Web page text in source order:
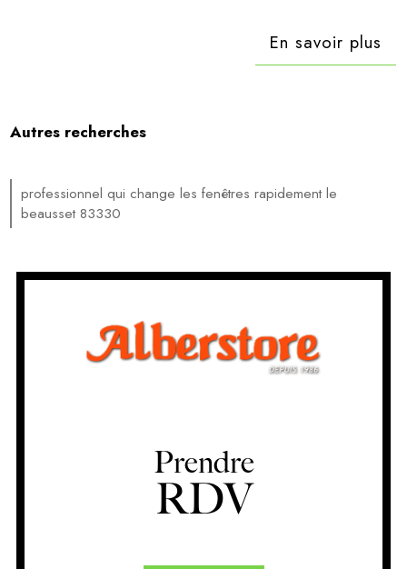
En savoir plus
Autres recherches
professionnel qui change les fenêtres rapidement le
beausset 83330
Prendre
RDV